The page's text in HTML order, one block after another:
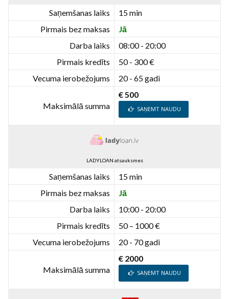
Saņemšanas laiks
15 min
Pirmais bez maksas
Jā
Darba laiks
08:00 - 20:00
Pirmais kredīts
50 - 300 €
Vecuma ierobežojums
20 - 65 gadi
Maksimālā summa
€ 500
SAŅEMT NAUDU
LADYLOAN atsauksmes
Saņemšanas laiks
15 min
Pirmais bez maksas
Jā
Darba laiks
10:00 - 20:00
Pirmais kredīts
50 – 1000 €
Vecuma ierobežojums
20 - 70 gadi
Maksimālā summa
€ 2000
SAŅEMT NAUDU